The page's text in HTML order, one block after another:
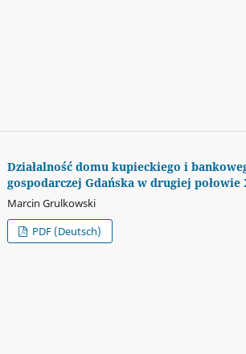
Działalność domu kupieckiego i
gospodarczej Gdańska w drugiej połowie
Marcin Grulkowski
PDF (Deutsch)